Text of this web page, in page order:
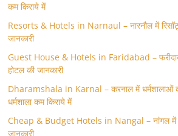
कम किराये में
Resorts & Hotels in Narnaul – नारनौल में
जानकारी
Guest House & Hotels in Faridabad –
होटल की जानकारी
Dharamshala in Karnal – करनाल में धर्मशालाओं
धर्मशाला कम किराये में
Cheap & Budget Hotels in Nangal – नांगल में
जानकारी